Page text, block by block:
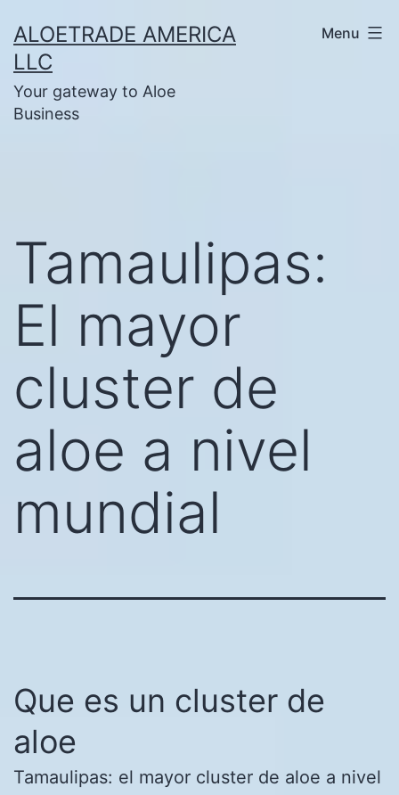
to
content
ALOETRADE AMERICA
LLC
Your gateway to Aloe
Business
Menu
Tamaulipas:
El mayor
cluster de
aloe a nivel
mundial
Que es un cluster de
aloe
Tamaulipas: el mayor cluster de aloe a nivel